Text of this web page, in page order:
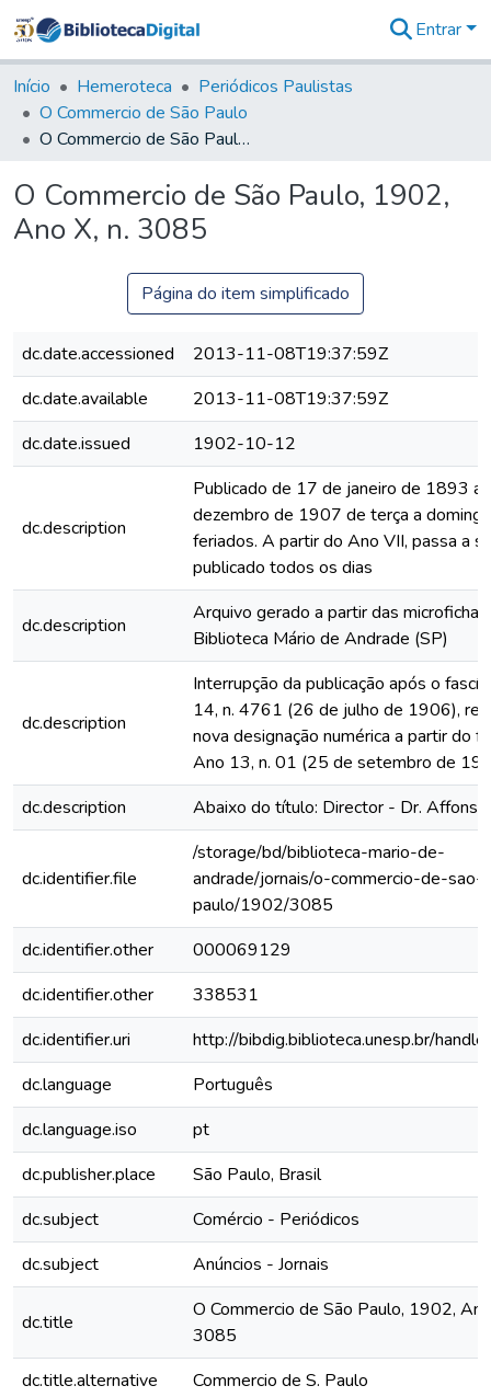
&
Coleções
Tudo na
Biblioteca
Estatísticas
Entrar
Início Hemeroteca
Periódicos Paulistas
O Commercio de São Paulo
O Commercio de São Paulo, 1902, Ano X, n. 3085
O Commercio de São Paulo, 1902,
Ano X, n. 3085
Página do item simplificado
dc.date.accessioned
2013-11-08T19:37:59Z
dc.date.available
2013-11-08T19:37:59Z
dc.date.issued
1902-10-12
dc.description
Publicado de 17 de janeiro de 1893 a
dezembro de 1907 de terça a
feriados. A partir do Ano VII, passa a
publicado todos os dias
dc.description
Arquivo gerado a partir das
Biblioteca Mário de Andrade (SP)
dc.description
Interrupção da publicação após o
14, n. 4761 (26 de julho de 1906),
nova designação numérica a partir do
Ano 13, n. 01 (25 de setembro de
dc.description
Abaixo do título: Director - Dr.
dc.identifier.file
/storage/bd/biblioteca-mario-de-
andrade/jornais/o-commercio-de-sao-
paulo/1902/3085
dc.identifier.other
000069129
dc.identifier.other
338531
dc.identifier.uri
http://bibdig.biblioteca.unesp.br/
dc.language
Português
dc.language.iso
pt
dc.publisher.place
São Paulo, Brasil
dc.subject
Comércio - Periódicos
dc.subject
Anúncios - Jornais
dc.title
O Commercio de São Paulo, 1902,
3085
dc.title.alternative
Commercio de S. Paulo